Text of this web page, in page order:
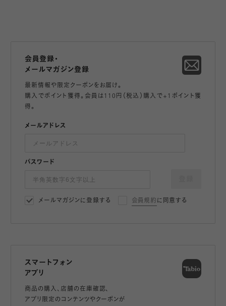
会員登録・
メールマガジン登録
最新情報や限定クーポンをお届け。
購入でポイント獲得。会員は110円（税込）購入で+1ポイント獲
得。
メールアドレス
パスワード
メールマガジンに登録する 会員規約 に同意する
スマートフォン
アプリ
商品の購入、店舗の在庫確認、
アプリ限定のコンテンツやクーポンが